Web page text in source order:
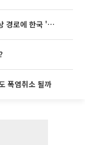
태풍 '돌핀' 이어 '찬홈' 등장…예상 경로에 한국 '한숨'
폭염취소 될까